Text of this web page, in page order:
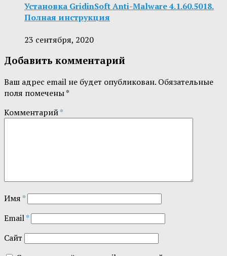
Установка GridinSoft Anti-Malware 4.1.60.5018.
Полная инструкция
23 сентября, 2020
Добавить комментарий
Ваш адрес email не будет опубликован. Обязательные
поля помечены*
Комментарий*
Имя*
Email*
Сайт